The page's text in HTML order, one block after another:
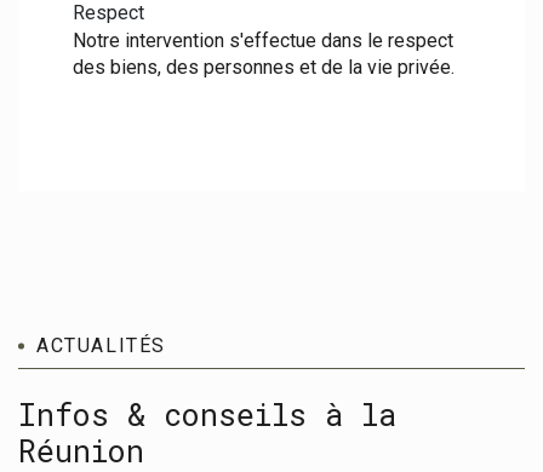
Respect
Notre intervention s'effectue dans le respect
des biens, des personnes et de la vie privée.
ACTUALITÉS
Infos & conseils à la
Réunion